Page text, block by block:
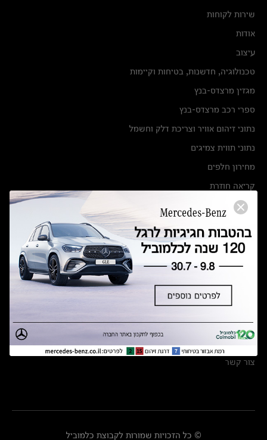
שירות לקוחות
אודות
עיצוב
טכנולוגיה, חדשנות, בטיחות וקיימות
מגזין מרצדס-בנץ
ספרי רכב מרצדס-בנץ
נתוני זיהום אוויר וצריכת דלק וחשמל
נתוני תווית צמיגים
מחירון חלפים
קריאה חוזרת
הודעה על הטבות לרכבי מרצדס בהסדר פשרה בתצ 56447-02-19
תקנון ימי מכירות 120 לכלמוביל
מצאו אותנו
אולמות תצוגה
מרכזי שירות
צור קשר
© כל הזכויות שמורות לקבוצת כלמוביל